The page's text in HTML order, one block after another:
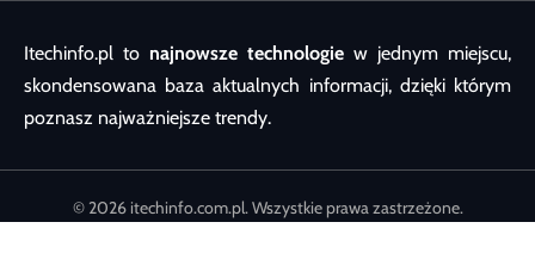
Itechinfo.pl to najnowsze technologie w jednym miejscu,
skondensowana baza aktualnych informacji, dzięki którym
poznasz najważniejsze trendy.
© 2026 itechinfo.com.pl. Wszystkie prawa zastrzeżone.